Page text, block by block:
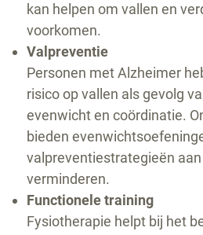
kan helpen om vallen en
voorkomen.
Valpreventie
Personen met Alzheimer
risico op vallen als gevolg
evenwicht en coördinatie.
bieden
valpreventiestrategieën
verminderen.
Functionele training
Fysiotherapie helpt bij het